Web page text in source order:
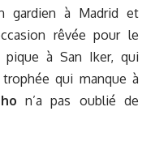
gardien à Madrid et
rêvée pour le
pique à San Iker, qui
trophée qui manque à
n’a pas oublié de